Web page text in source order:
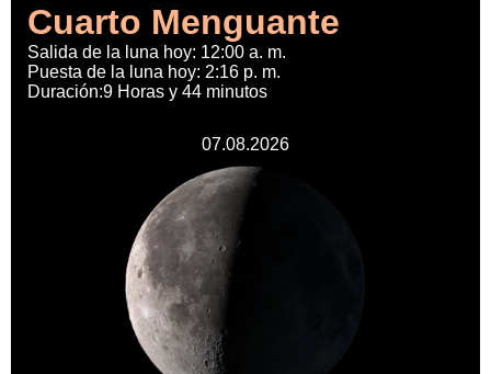
Cuarto Menguante
Salida de la luna hoy: 12:00 a. m.
Puesta de la luna hoy: 2:16 p. m.
Duración:9 Horas y 44 minutos
07.08.2026